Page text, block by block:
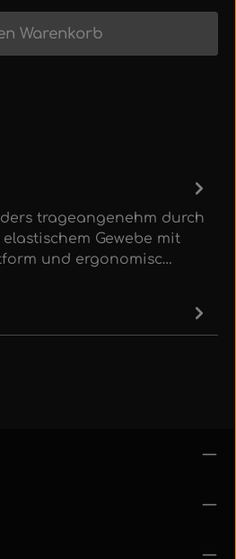
Warenkorb
trageangenehm durch
Gewebe mit
und ergonomisc…